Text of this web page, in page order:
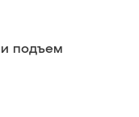
и подъем